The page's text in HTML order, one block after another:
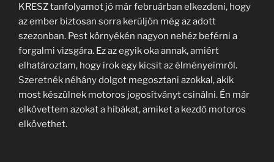
KRESZ tanfolyamot jó már februárban elkezdeni, hogy
az ember biztosan sorra kerüljön még az adott
szezonban. Pest környékén nagyon nehéz beférni a
forgalmi vizsgára. Ez az egyik oka annak, amiért
elhatároztam, hogy írok egy kicsit az élményeimről.
Szeretnék néhány dolgot megosztani azokkal, akik
most készülnek motoros jogosítványt csinálni. Én már
elkövettem azokat a hibákat, amiket a kezdő motoros
elkövethet.